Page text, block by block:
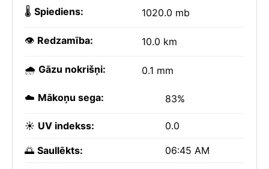
🌡️ Spiediens: 1020.0 mb
👁️ Redzamība: 10.0 km
🌧️ Gāzu nokrišņi: 0.1 mm
☁️ Mākoņu sega: 83%
☀️ UV indekss: 0.0
🌅 Saullēkts: 06:45 AM